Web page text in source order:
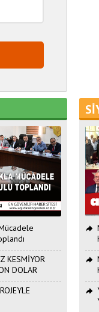
KESMİYOR
DOLAR